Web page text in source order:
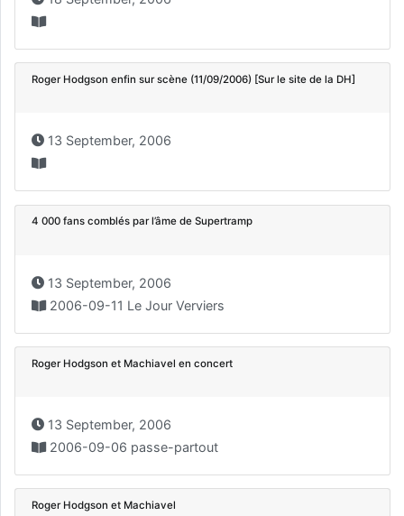
Roger Hodgson enfin sur scène (11/09/2006) [Sur le site de la DH]
13 September, 2006
4 000 fans comblés par l’âme de Supertramp
13 September, 2006
2006-09-11 Le Jour Verviers
Roger Hodgson et Machiavel en concert
13 September, 2006
2006-09-06 passe-partout
Roger Hodgson et Machiavel